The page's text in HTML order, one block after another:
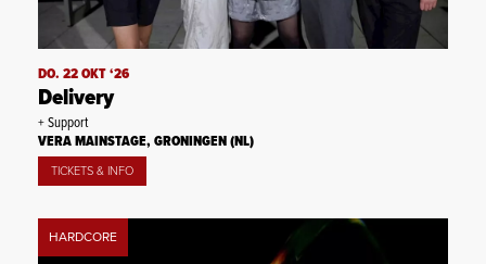
DO. 22 OKT ‘26
Delivery
+ Support
VERA MAINSTAGE, GRONINGEN (NL)
TICKETS & INFO
HARDCORE